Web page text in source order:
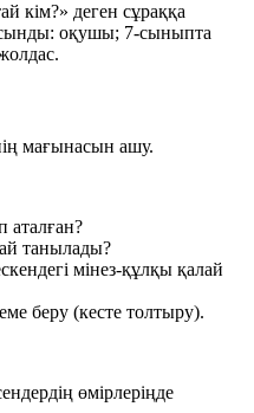
кім?» деген сұраққа
оқушы; 7-сыныпта
мағынасын ашу.
аталған?
танылады?
мінез-құлқы қалай
беру (кесте толтыру).
өмірлеріңде